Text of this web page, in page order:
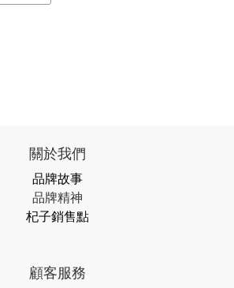
關於我們
品牌故事
品牌精神
杞子銷售點
顧客服務